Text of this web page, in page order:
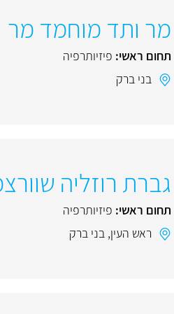
מר ותד מוחמד מר
תחום ראשי: פיזיותרפיה
בני ברק
גברת רוזליה
תחום ראשי: פיזיותרפיה
ראש העין, בני ברק